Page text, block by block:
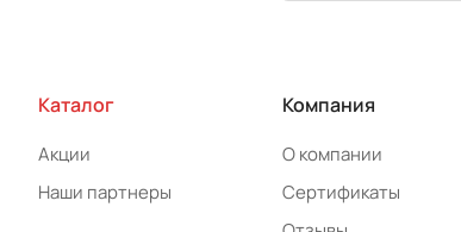
Каталог
Акции
Наши партнеры
Компания
О компании
Сертификаты